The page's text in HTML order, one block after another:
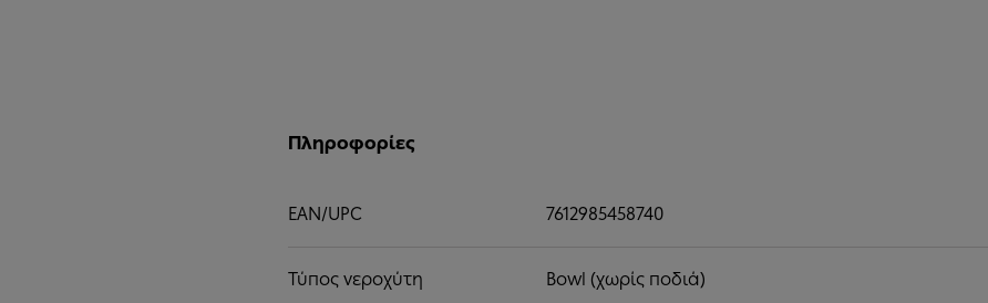
Πληροφορίες
EAN/UPC 7612985458740
Τύπος νεροχύτη Bowl (χωρίς ποδιά)